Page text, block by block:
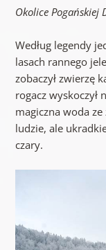
Okolice Pogańskiej
Według legendy
lasach rannego
zobaczył zwierzę
rogacz wyskoczył
magiczna woda
ludzie, ale
czary.